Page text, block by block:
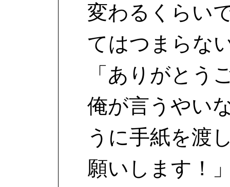
変わるくらい
てはつまらな
「ありがとう
俺が言うやい
うに手紙を渡
願いします！